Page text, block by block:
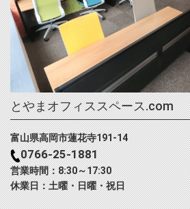
とやまオフィススペース.com
富山県高岡市蓮花寺191-14
0766-25-1881
営業時間：8:30～17:30
休業日：土曜・日曜・祝日